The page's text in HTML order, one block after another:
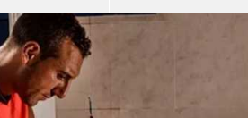
الدوري السعودي للمحترفين
دوري أبطال إفريقيا